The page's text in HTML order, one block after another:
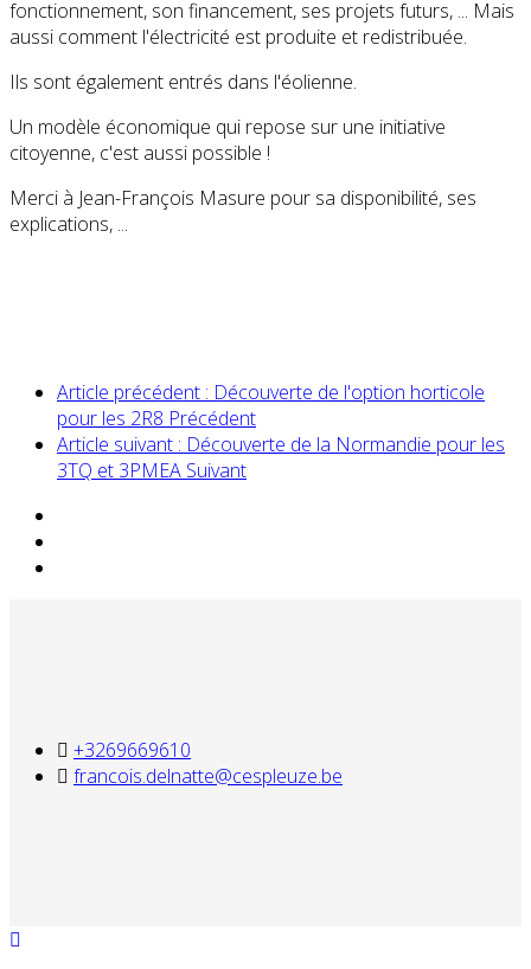
fonctionnement, son financement, ses projets futurs, ... Mais
aussi comment l'électricité est produite et redistribuée.
Ils sont également entrés dans l'éolienne.
Un modèle économique qui repose sur une initiative
citoyenne, c'est aussi possible !
Merci à Jean-François Masure pour sa disponibilité, ses
explications, ...
Article précédent : Découverte de l'option horticole
pour les 2R8 Précédent
Article suivant : Découverte de la Normandie pour les
3TQ et 3PMEA Suivant
+3269669610
francois.delnatte@cespleuze.be